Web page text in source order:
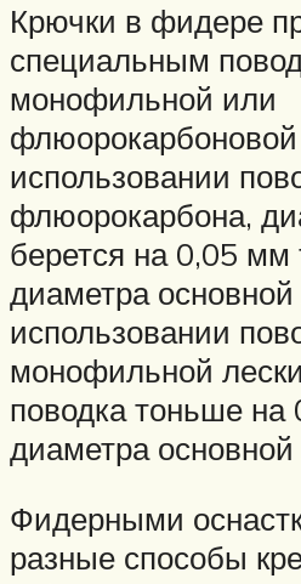
Крючки в фидере
специальным
монофильной или
использовании
флюорокарбона,
берется на 0,05
диаметра основной
использовании
монофильной
поводка тоньше на
диаметра основной
Фидерными
разные способы